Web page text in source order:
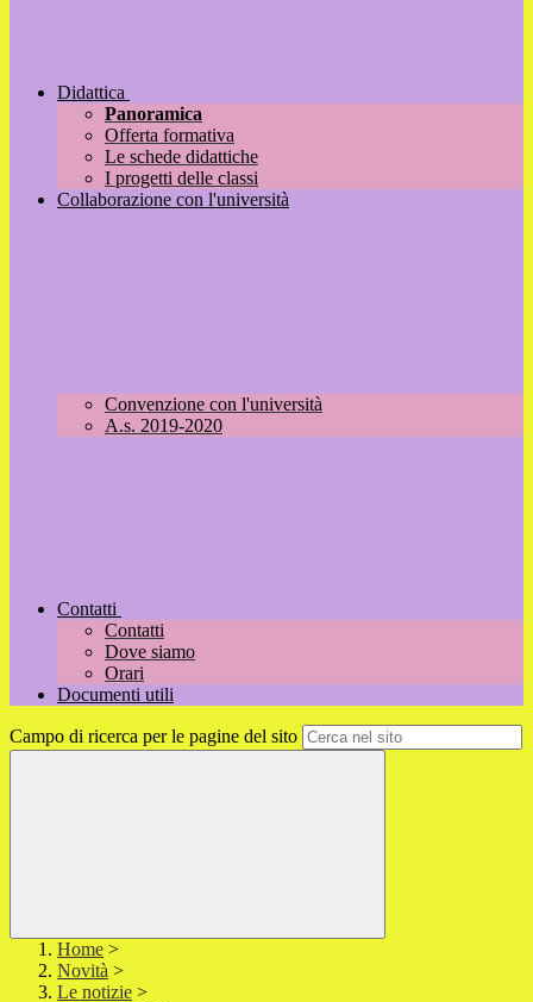
Didattica
Panoramica
Offerta formativa
Le schede didattiche
I progetti delle classi
Collaborazione con l'università
Convenzione con l'università
A.s. 2019-2020
Contatti
Contatti
Dove siamo
Orari
Documenti utili
Campo di ricerca per le pagine del sito
Home >
Novità >
Le notizie >